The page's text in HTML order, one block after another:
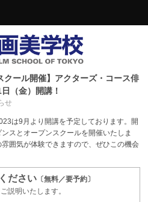
クール開催】アクターズ・コース俳
（金）開講！
せ
は9月より開講を予定しております。開
スとオープンスクールを開催いたしま
囲気が体験できますので、ぜひこの機会
ださい〔無料／要予約〕
説明いたします。